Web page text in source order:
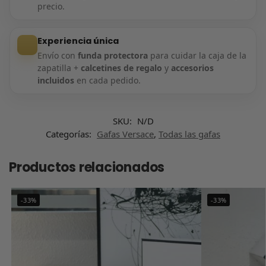
precio.
Experiencia única
Envío con funda protectorapara cuidar la caja de la
zapatilla + calcetines de regalo y accesorios
incluidos en cada pedido.
SKU: N/D
Categorías: Gafas Versace, Todas las gafas
Productos relacionados
-33% -33%